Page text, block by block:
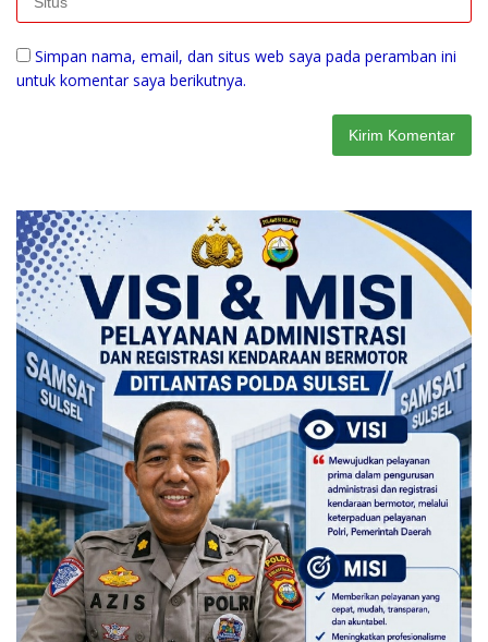
Simpan nama, email, dan situs web saya pada peramban ini
untuk komentar saya berikutnya.